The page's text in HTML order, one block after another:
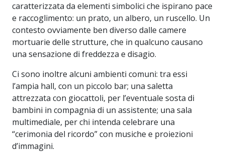
caratterizzata da elementi simbolici che ispirano pace
e raccoglimento: un prato, un albero, un ruscello. Un
contesto ovviamente ben diverso dalle camere
mortuarie delle strutture, che in qualcuno causano
una sensazione di freddezza e disagio.
Ci sono inoltre alcuni ambienti comuni: tra essi
l’ampia hall, con un piccolo bar; una saletta
attrezzata con giocattoli, per l’eventuale sosta di
bambini in compagnia di un assistente; una sala
multimediale, per chi intenda celebrare una
“cerimonia del ricordo” con musiche e proiezioni
d’immagini.